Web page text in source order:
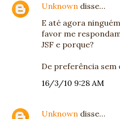
Unknown disse…
E até agora
favor me
JSF e porque?
De preferência sem
16/3/10 9:28 AM
Unknown disse…